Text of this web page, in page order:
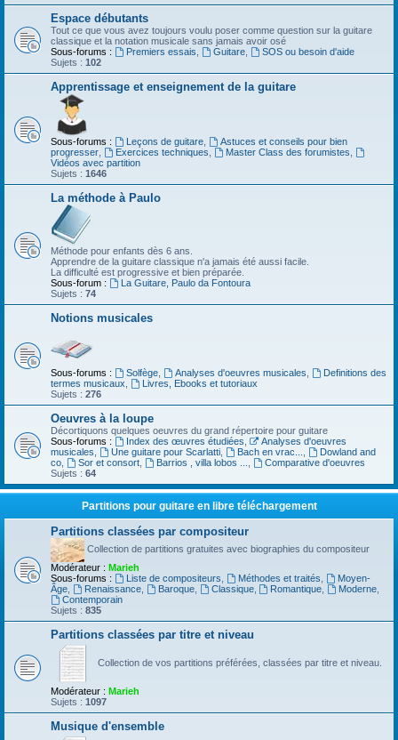
Espace débutants
Tout ce que vous avez toujours voulu poser comme question sur la guitare
classique et la notation musicale sans jamais avoir osé
Sous-forums :
Premiers essais Guitare,
SOS ou besoin d'aide
Sujets : 102
Apprentissage et enseignement de la guitare
Sous-forums : Leçons de guitare,
Astuces et conseils pour bien
progresser
Exercices techniques Master Class des forumistes
Vidéos avec partition
Sujets : 1646
La méthode à Paulo
Méthode pour enfants dès 6 ans.
Apprendre de la guitare classique n'a jamais été aussi facile.
La difficulté est progressive et bien préparée.
Sous-forum :
La Guitare, Paulo da Fontoura
Sujets : 74
Notions musicales
Sous-forums : Solfège, Analyses d'oeuvres musicales
Definitions des
termes musicaux
Livres, Ebooks et tutoriaux
Sujets : 276
Oeuvres à la loupe
Décortiquons quelques oeuvres du grand répertoire pour guitare
Sous-forums :
Index des œuvres étudiées
Analyses d'oeuvres
musicales
Une guitare pour Scarlatti, Bach en vrac...
Dowland and
co
Sor et consort, Barrios , villa lobos ...
Comparative d'oeuvres
Sujets : 64
Partitions pour guitare en libre téléchargement
Partitions classées par compositeur
Collection de partitions gratuites avec biographies du compositeur
Modérateur : Marieh
Sous-forums :
Liste de compositeurs Méthodes et traités
Moyen-
Âge
Renaissance, Baroque, Classique, Romantique Moderne
Contemporain
Sujets : 835
Partitions classées par titre et niveau
Collection de vos partitions préférées, classées par titre et niveau.
Modérateur : Marieh
Sujets : 1097
Musique d'ensemble